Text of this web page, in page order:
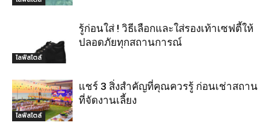
ไลฟ์สไตล์
รู้ก่อนใส่ ! วิธีเลือกและใส่รองเท้าเซฟตี้ให้
ปลอดภัยทุกสถานการณ์
ไลฟ์สไตล์
แชร์ 3 สิ่งสำคัญที่คุณควรรู้ ก่อนเช่าสถาน
ที่จัดงานเลี้ยง